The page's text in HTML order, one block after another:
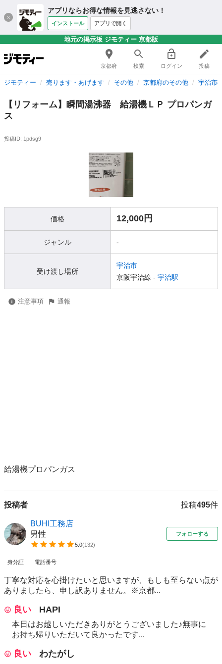
アプリならお得な情報を見逃さない！
インストール アプリで開く
地元の掲示板 ジモティー 京都版
京都府 検索 ログイン 投稿
ジモティー 売ります・あげます その他 京都府のその他 宇治市
【リフォーム】瞬間湯沸器 給湯機ＬＰ プロパンガ
ス
投稿ID: 1pdsg9
価格 12,000円
ジャンル -
受け渡し場所
宇治市
京阪宇治線 - 宇治駅
注意事項 通報
給湯機プロパンガス
投稿者 投稿495件
BUHI工務店
男性
5.0(132)
フォローする
身分証 電話番号
丁寧な対応を心掛けたいと思いますが、もしも至らない点が
ありましたら、申し訳ありません。※京都...
良い HAPI
本日はお越しいただきありがとうございました♪無事に
お持ち帰りいただいて良かったです...
良い わたがし